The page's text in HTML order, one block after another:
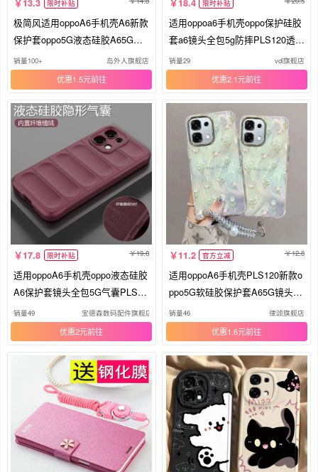
13.3 限时补贴
极简风适用oppoA6手机壳A6新款
保护套oppo5G液态硅胶A65G镜
头全包PLS120防摔0pp0男女opp
a简约opopa软外壳opa
销量100+ 岛外人旗舰店
优惠1.5元
18.4 限时补贴
适用oppoa6手机壳oppo保护硅胶
套a6镜头全包5g防摔PLS120透明
软壳opa6高颜值65g女款oppopls
带支架网红ins风
销量29 vdl旗舰店
优惠2.1元
17.8 限时补贴 19.8
适用oppoA6手机壳oppo液态硅胶
A6保护套镜头全包5G气囊PLS12
0防摔磨砂软壳opa6男女65g高级
感oppopls新款纯色
销量49 宝德森数码配件旗舰店
优惠2元
11.2 官方立减 12.8
适用oppoA6手机壳PLS120新款o
ppo5G软硅胶保护套A65G镜头膜
全包防摔0pp0潮女oppa个性简约
opopa小清新opa时尚
销量46 律颂旗舰店
优惠1.6元